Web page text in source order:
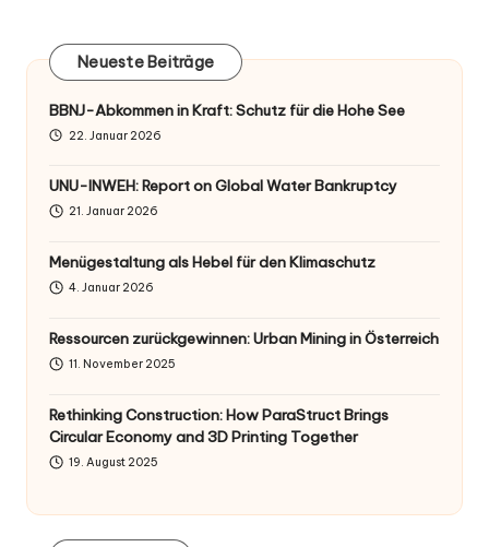
Neueste Beiträge
BBNJ-Abkommen in Kraft: Schutz für die Hohe See
22. Januar 2026
UNU-INWEH: Report on Global Water Bankruptcy
21. Januar 2026
Menügestaltung als Hebel für den Klimaschutz
4. Januar 2026
Ressourcen zurückgewinnen: Urban Mining in Österreich
11. November 2025
Rethinking Construction: How ParaStruct Brings
Circular Economy and 3D Printing Together
19. August 2025